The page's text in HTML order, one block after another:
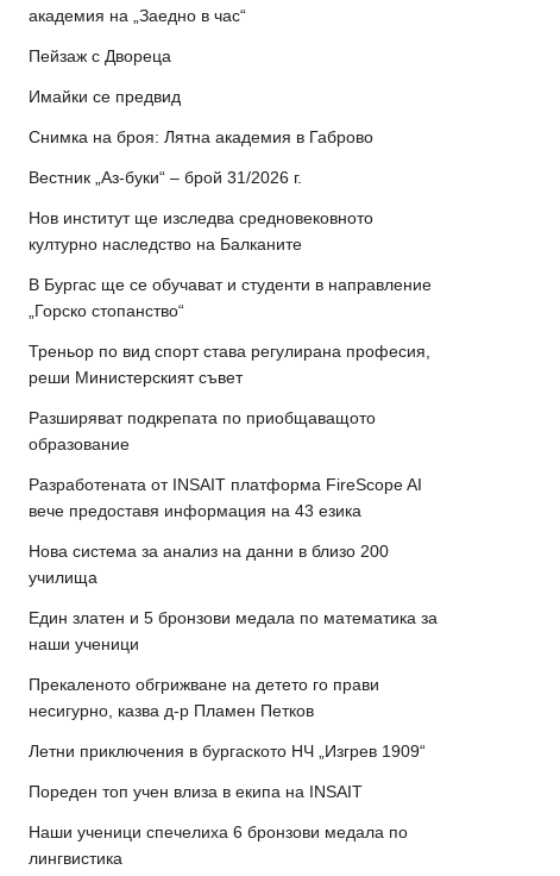
академия на „Заедно в час“
Пейзаж с Двореца
Имайки се предвид
Снимка на броя: Лятна академия в Габрово
Вестник „Аз-буки“ – брой 31/2026 г.
Нов институт ще изследва средновековното
културно наследство на Балканите
В Бургас ще се обучават и студенти в направление
„Горско стопанство“
Треньор по вид спорт става регулирана професия,
реши Министерският съвет
Разширяват подкрепата по приобщаващото
образование
Разработената от INSAIT платформа FireScope AI
вече предоставя информация на 43 езика
Нова система за анализ на данни в близо 200
училища
Един златен и 5 бронзови медала по математика за
наши ученици
Прекаленото обгрижване на детето го прави
несигурно, казва д-р Пламен Петков
Летни приключения в бургаското НЧ „Изгрев 1909“
Пореден топ учен влиза в екипа на INSAIT
Наши ученици спечелиха 6 бронзови медала по
лингвистика